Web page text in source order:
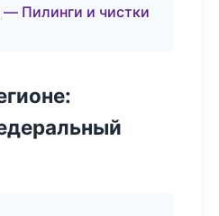
— Пилинги и чистки